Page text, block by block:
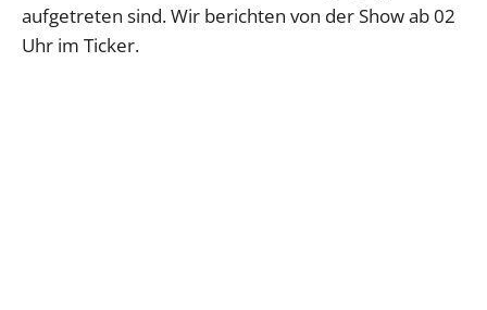
aufgetreten sind. Wir berichten von der Show ab 02
Uhr im Ticker.